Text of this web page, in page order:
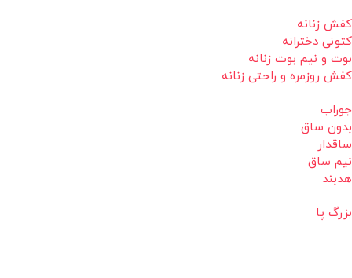
کفش زنانه
کتونی دخترانه
بوت و نیم بوت زنانه
کفش روزمره و راحتی زنانه
جوراب
بدون ساق
ساقدار
نیم ساق
هدبند
بزرگ پا